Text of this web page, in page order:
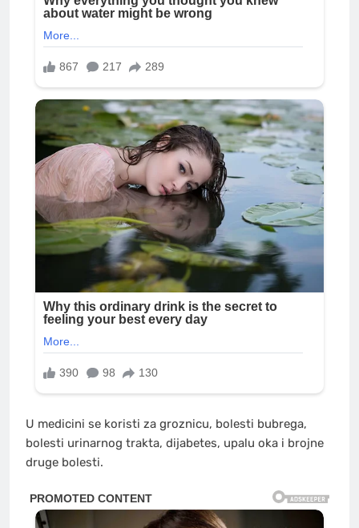
U medicini se koristi za groznicu, bolesti bubrega,
bolesti urinarnog trakta, dijabetes, upalu oka i brojne
druge bolesti.